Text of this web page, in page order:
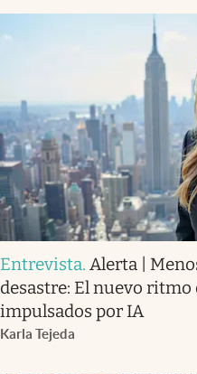
Entrevista. Alerta |
desastre: El nuevo ritmo
impulsados por IA
Karla Tejeda